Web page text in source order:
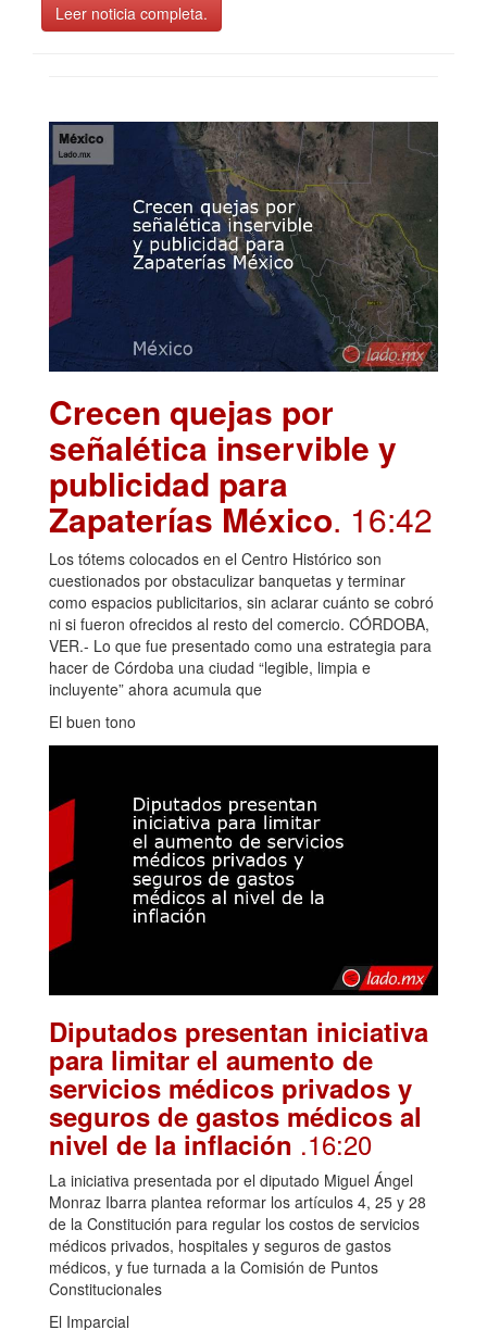
Leer noticia completa.
Crecen quejas por
señalética inservible y
publicidad para
Zapaterías México. 16:42
Los tótems colocados en el Centro Histórico son
cuestionados por obstaculizar banquetas y terminar
como espacios publicitarios, sin aclarar cuánto se cobró
ni si fueron ofrecidos al resto del comercio. CÓRDOBA,
VER.- Lo que fue presentado como una estrategia para
hacer de Córdoba una ciudad “legible, limpia e
incluyente” ahora acumula que
El buen tono
Diputados presentan iniciativa
para limitar el aumento de
servicios médicos privados y
seguros de gastos médicos al
nivel de la inflación .16:20
La iniciativa presentada por el diputado Miguel Ángel
Monraz Ibarra plantea reformar los artículos 4, 25 y 28
de la Constitución para regular los costos de servicios
médicos privados, hospitales y seguros de gastos
médicos, y fue turnada a la Comisión de Puntos
Constitucionales
El Imparcial